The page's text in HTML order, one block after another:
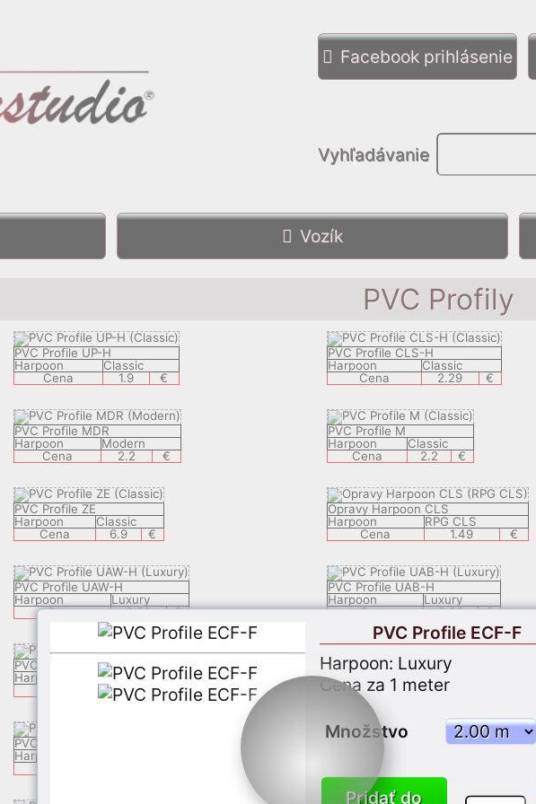
Facebook prihlásenie
Vyhľadávanie
Vozík
PVC Profily
PVC Profile UP-H
Harpoon
Classic
Cena
1.9 €
PVC Profile CLS-H
Harpoon
Classic
Cena
2.29 €
PVC Profile MDR
Harpoon
Modern
Cena
2.2 €
PVC Profile M
Harpoon
Classic
Cena
2.2 €
PVC Profile ZE
Harpoon
Classic
Cena
6.9 €
Opravy Harpoon CLS
Harpoon
RPG CLS
Cena
1.49 €
PVC Profile UAW-H
Harpoon
Luxury
Cena
2.29 €
PVC Profile UAB-H
Harpoon
Luxury
Cena
2.29 €
PVC Profile ZOR-H
Harpoon
Classic
2.29 €
PVC Profile STF-H
Harpoon
Classic
Cena
2.29
PVC Profile LXR-H
Harpoon
PVC Profile ECF-F
Cena
PVC Profile ECF-F
Harpoon: Luxury
Cena za 1 meter
Množstvo
Pridať do